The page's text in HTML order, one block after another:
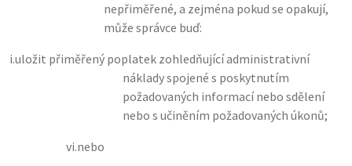
nepřiměřené, a zejména pokud se opakují,
může správce buď:
i.uložit přiměřený poplatek zohledňující administrativní
náklady spojené s poskytnutím
požadovaných informací nebo sdělení
nebo s učiněním požadovaných úkonů;
vi.nebo